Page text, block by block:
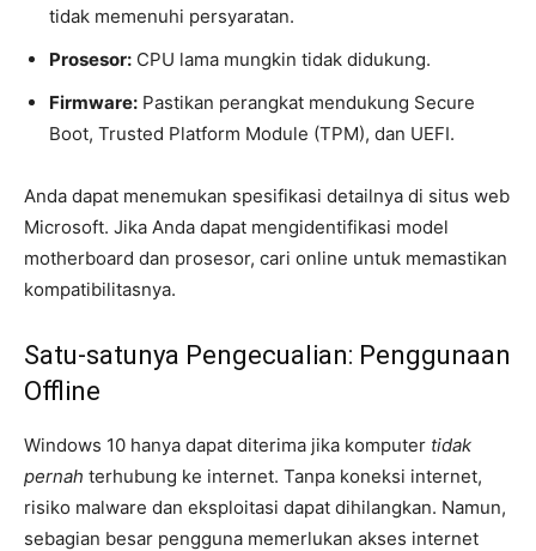
tidak memenuhi persyaratan.
Prosesor: CPU lama mungkin tidak didukung.
Firmware: Pastikan perangkat mendukung Secure
Boot, Trusted Platform Module (TPM), dan UEFI.
Anda dapat menemukan spesifikasi detailnya di situs web
Microsoft. Jika Anda dapat mengidentifikasi model
motherboard dan prosesor, cari online untuk memastikan
kompatibilitasnya.
Satu-satunya Pengecualian: Penggunaan
Offline
Windows 10 hanya dapat diterima jika komputer tidak
pernah terhubung ke internet. Tanpa koneksi internet,
risiko malware dan eksploitasi dapat dihilangkan. Namun,
sebagian besar pengguna memerlukan akses internet